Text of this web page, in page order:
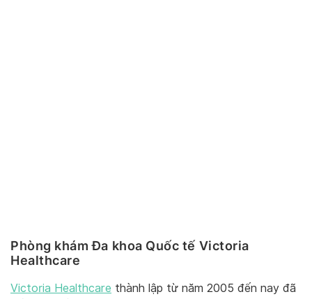
Phòng khám Đa khoa Quốc tế Victoria
Healthcare
Victoria Healthcare thành lập từ năm 2005 đến nay đã